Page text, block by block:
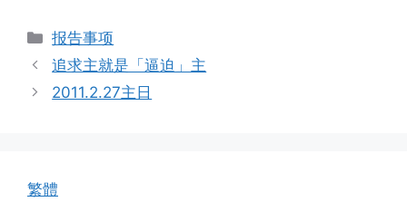
Categories
报告事项
追求主就是「逼迫」主
2011.2.27主日
繁體